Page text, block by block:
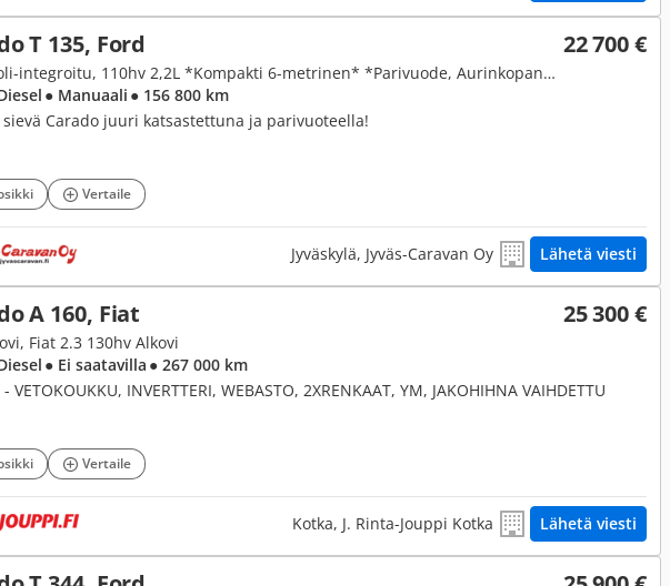
T 135, Ford 22 700 €
2.2, Puoli-integroitu, 110hv 2,2L *Kompakti 6-metrinen* *Parivuode, Aurinkopaneeli*
● Manuaali ● 156 800 km
Carado juuri katsastettuna ja parivuoteella!
Vertaile
Jyväskylä, Jyväs-Caravan Oy Lähetä viesti
A 160, Fiat 25 300 €
Fiat 2.3 130hv Alkovi
● Ei saatavilla ● 267 000 km
VETOKOUKKU, INVERTTERI, WEBASTO, 2XRENKAAT, YM, JAKOHIHNA VAIHDETTU
Vertaile
Kotka, J. Rinta-Jouppi Kotka Lähetä viesti